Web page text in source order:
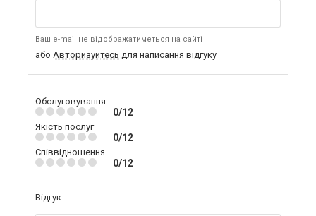
Ваш e-mail не відображатиметься на сайті
або Авторизуйтесь для написання відгуку
Обслуговування
0/12
Якість послуг
0/12
Співвідношення
0/12
Відгук: